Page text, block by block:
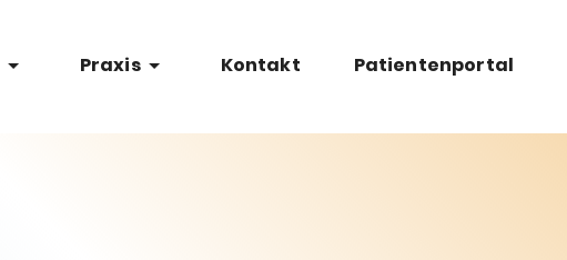
Praxis Kontakt Patientenportal